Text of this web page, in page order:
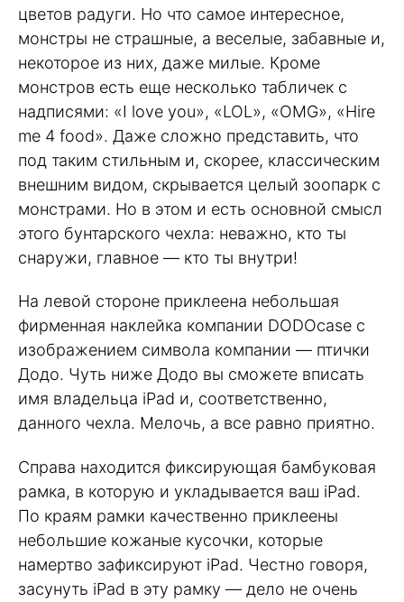
цветов радуги. Но что самое интересное,
монстры не страшные, а веселые, забавные и,
некоторое из них, даже милые. Кроме
монстров есть еще несколько табличек с
надписями: «I love you», «LOL», «OMG», «Hire
me 4 food». Даже сложно представить, что
под таким стильным и, скорее, классическим
внешним видом, скрывается целый зоопарк с
монстрами. Но в этом и есть основной смысл
этого бунтарского чехла: неважно, кто ты
снаружи, главное — кто ты внутри!
На левой стороне приклеена небольшая
фирменная наклейка компании DODOcase с
изображением символа компании — птички
Додо. Чуть ниже Додо вы сможете вписать
имя владельца iPad и, соответственно,
данного чехла. Мелочь, а все равно приятно.
Справа находится фиксирующая бамбуковая
рамка, в которую и укладывается ваш iPad.
По краям рамки качественно приклеены
небольшие кожаные кусочки, которые
намертво зафиксируют iPad. Честно говоря,
засунуть iPad в эту рамку — дело не очень